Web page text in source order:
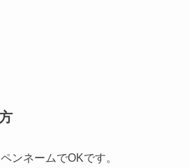
ンネームでOKです。